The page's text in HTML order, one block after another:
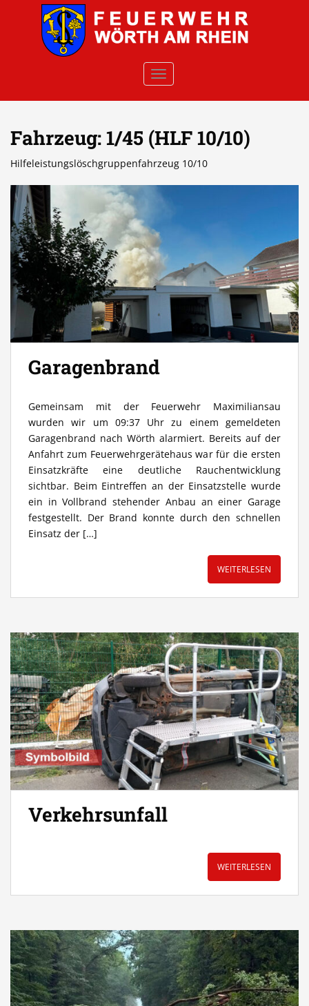
Skip to main content
TOGGLE NAVIGATION
Fahrzeug:1/45 (HLF 10/10)
Hilfeleistungslöschgruppenfahrzeug 10/10
Garagenbrand
Gemeinsam mit der Feuerwehr Maximiliansau
wurden wir um 09:37 Uhr zu einem gemeldeten
Garagenbrand nach Wörth alarmiert. Bereits auf der
Anfahrt zum Feuerwehrgerätehaus war für die ersten
Einsatzkräfte eine deutliche Rauchentwicklung
sichtbar. Beim Eintreffen an der Einsatzstelle wurde
ein in Vollbrand stehender Anbau an einer Garage
festgestellt. Der Brand konnte durch den schnellen
Einsatz der […]
WEITERLESEN
Verkehrsunfall
WEITERLESEN